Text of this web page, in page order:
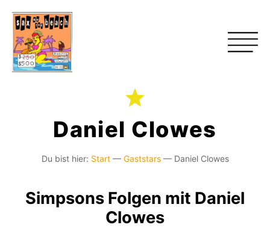
Daniel Clowes
Du bist hier: Start— Gaststars— Daniel Clowes
Simpsons Folgen mit Daniel
Clowes